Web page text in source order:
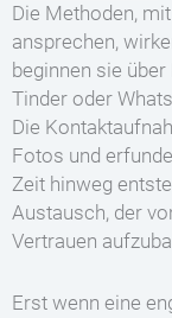
Die Methoden,
ansprechen,
beginnen sie
Tinder oder
Die
Fotos und
Zeit hinweg
Austausch, der
Vertrauen
Erst wenn eine